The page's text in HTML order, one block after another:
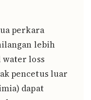
perkara
lebih
loss
pencetus luar
dapat